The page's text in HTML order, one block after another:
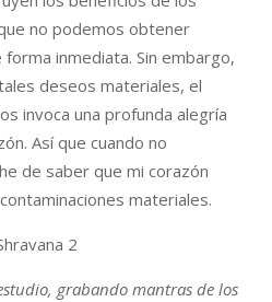
no podemos obtener
inmediata. Sin embargo,
deseos materiales, el
invoca una profunda alegría
Así que cuando no
de saber que mi corazón
materiales.
grabando mantras de los